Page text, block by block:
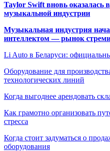
Taylor Swift вновь оказалась
музыкальной индустрии
Музыкальная индустрия
интеллектом — рынок
Li Auto в Беларуси:
Оборудование для
технологических линий
Когда выгоднее арендовать
Как грамотно организовать
стресса
Когда стоит задуматься о
оборудования